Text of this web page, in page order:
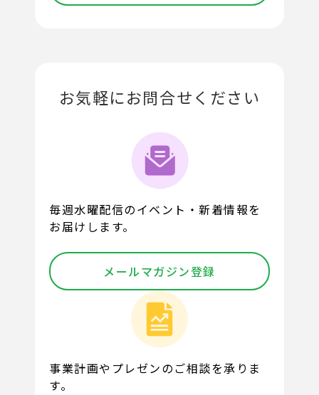
お気軽にお問合せください
毎週水曜配信のイベント・新着情報を
お届けします。
メールマガジン登録
事業計画やプレゼンのご相談を承りま
す。